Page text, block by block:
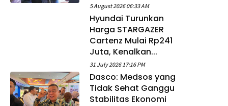
5 August 2026 06:33 AM
Hyundai Turunkan
Harga STARGAZER
Cartenz Mulai Rp241
Juta, Kenalkan...
31 July 2026 17:16 PM
Dasco: Medsos yang
Tidak Sehat Ganggu
Stabilitas Ekonomi